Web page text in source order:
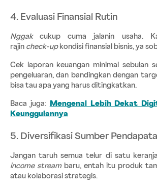
4. Evaluasi Finansial Rutin
Nggak cukup cuma jalanin usaha.
rajin check-up kondisi finansial bisnis, ya
Cek laporan keuangan minimal sebulan
pengeluaran, dan bandingkan dengan
bisa tau apa yang harus ditingkatkan.
Baca juga: Mengenal Lebih Dekat
Keunggulannya
5. Diversifikasi Sumber
Jangan taruh semua telur di satu
income stream baru, entah itu produk
atau kolaborasi strategis.